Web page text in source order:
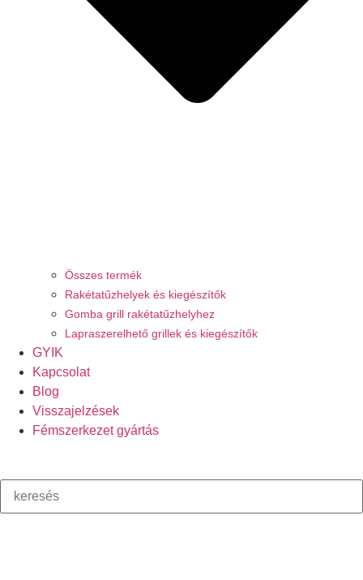
Összes termék
Rakétatűzhelyek és kiegészítők
Gomba grill rakétatűzhelyhez
Lapraszerelhető grillek és kiegészítők
GYIK
Kapcsolat
Blog
Visszajelzések
Fémszerkezet gyártás